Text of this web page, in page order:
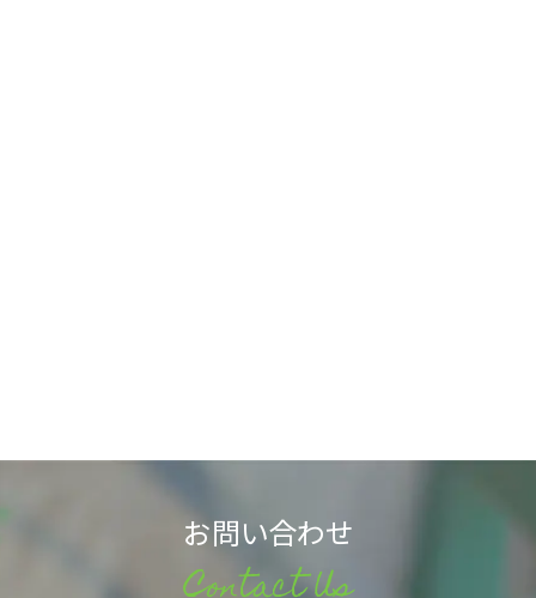
お問い合わせ